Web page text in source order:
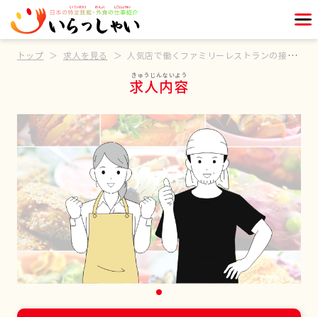
トップ 求人を見る 人気店で働くファミリーレストランの接客スタッフ
求人内容